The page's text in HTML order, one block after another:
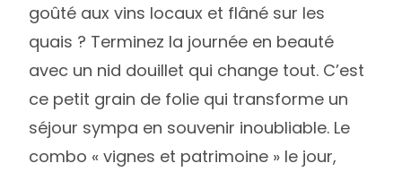
goûté aux vins locaux et flâné sur les
quais ? Terminez la journée en beauté
avec un nid douillet qui change tout. C’est
ce petit grain de folie qui transforme un
séjour sympa en souvenir inoubliable. Le
combo « vignes et patrimoine » le jour,